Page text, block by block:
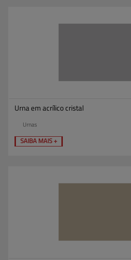
Urna em acrílico cristal
Urnas
SAIBA MAIS +